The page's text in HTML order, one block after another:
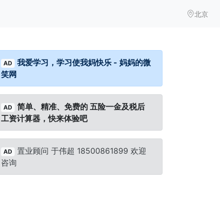
北京
AD
我爱学习，学习使我妈快乐 - 妈妈的微
笑网
AD
简单、精准、免费的 五险一金及税后
工资计算器，快来体验吧
AD
置业顾问 于伟超 18500861899 欢迎
咨询